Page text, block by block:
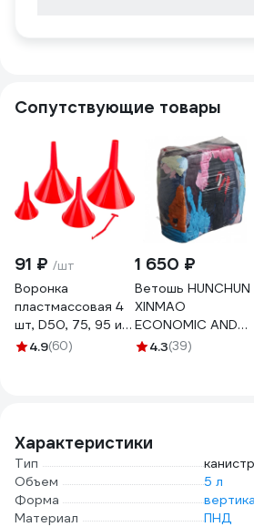
Сопутствующие товары
91 ₽ /шт
Воронка
пластмассовая 4
шт, D50, 75, 95 и
115 мм REDMARK
4.9(60)
1 650 ₽
Ветошь HUNCHUN
XINMAO
ECONOMIC AND
TRADE CO., LTD
4.3(39)
Характеристики
Тип
Объем
5 л
Форма
Материал
ПНД